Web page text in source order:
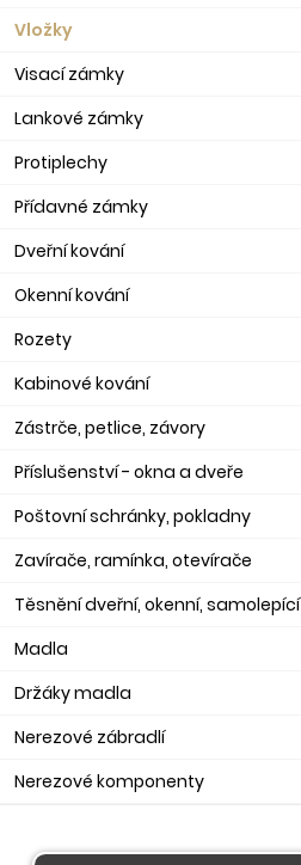
Vložky
Visací zámky
Lankové zámky
Protiplechy
Přídavné zámky
Dveřní kování
Okenní kování
Rozety
Kabinové kování
Zástrče, petlice, závory
Příslušenství - okna a dveře
Poštovní schránky, pokladny
Zavírače, ramínka, otevírače
Těsnění dveřní, okenní, samolepící
Madla
Držáky madla
Nerezové zábradlí
Nerezové komponenty